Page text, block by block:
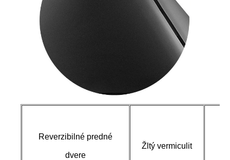
Reverzibilné predné
dvere
Žltý vermiculit